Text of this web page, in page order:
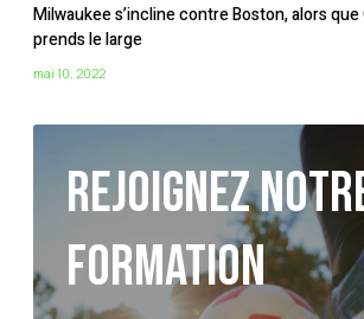
Milwaukee s’incline contre Boston, alors
prends le large
mai 10, 2022
Rejoignez
formation